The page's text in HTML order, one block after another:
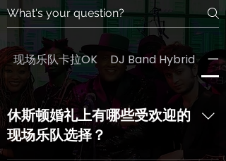
现场乐队卡拉OK DJ Band Hybrid 一
休斯顿婚礼上有哪些受欢迎的
现场乐队选择？